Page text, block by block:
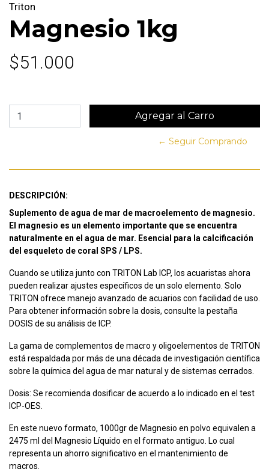
Triton
Magnesio 1kg
$51.000
← Seguir Comprando
DESCRIPCIÓN:
Suplemento de agua de mar de macroelemento de magnesio.
El magnesio es un elemento importante que se encuentra
naturalmente en el agua de mar. Esencial para la calcificación
del esqueleto de coral SPS / LPS.
Cuando se utiliza junto con TRITON Lab ICP, los acuaristas ahora
pueden realizar ajustes específicos de un solo elemento. Solo
TRITON ofrece manejo avanzado de acuarios con facilidad de uso.
Para obtener información sobre la dosis, consulte la pestaña
DOSIS de su análisis de ICP.
La gama de complementos de macro y oligoelementos de TRITON
está respaldada por más de una década de investigación científica
sobre la química del agua de mar natural y de sistemas cerrados.
Dosis: Se recomienda dosificar de acuerdo a lo indicado en el test
ICP-OES.
En este nuevo formato, 1000gr de Magnesio en polvo equivalen a
2475 ml del Magnesio Líquido en el formato antiguo. Lo cual
representa un ahorro significativo en el mantenimiento de
macros.